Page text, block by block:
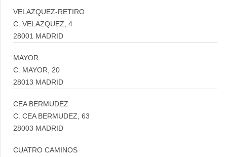
VELAZQUEZ-RETIRO
C. VELAZQUEZ, 4
28001 MADRID
MAYOR
C. MAYOR, 20
28013 MADRID
CEA BERMUDEZ
C. CEA BERMUDEZ, 63
28003 MADRID
CUATRO CAMINOS